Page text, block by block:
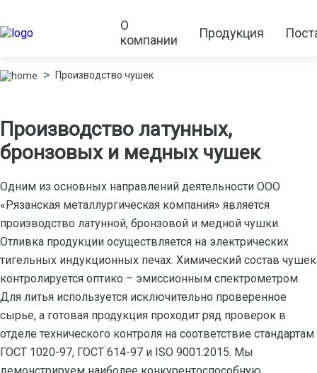
О
компании
Продукция
Производство чушек
Производство латунных,
бронзовых и медных чушек
Одним из основных направлений деятельности ООО
«Рязанская металлургическая компания» является
производство латунной, бронзовой и медной чушки.
Отливка продукции осуществляется на электрических
тигельных индукционных печах. Химический состав чушек
контролируется оптико – эмиссионным спектрометром.
Для литья используется исключительно проверенное
сырье, а готовая продукция проходит ряд проверок в
отделе технического контроля на соответствие стандартам
ГОСТ 1020-97, ГОСТ 614-97 и ISO 9001:2015. Мы